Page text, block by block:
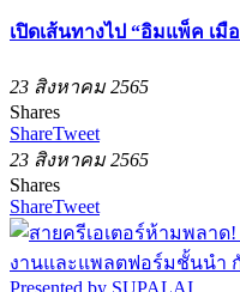
เปิดเส้นทางไป “อิมแพ็ค เ
23 สิงหาคม 2565
Shares
ShareTweet
23 สิงหาคม 2565
Shares
ShareTweet